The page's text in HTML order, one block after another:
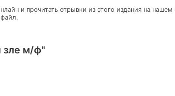
и прочитать отрывки из этого издания на
файл.
зле м/ф"